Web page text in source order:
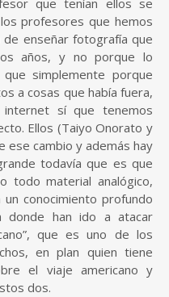
que tenían ellos se
profesores que hemos
enseñar fotografía que
años, y no porque lo
simplemente porque
a cosas que había fuera,
sí que tenemos
Ellos (Taiyo Onorato y
ese cambio y además hay
todavía que es que
todo material analógico,
conocimiento profundo
han ido a atacar
que es uno de los
en plan quien tiene
el viaje americano y
dos.